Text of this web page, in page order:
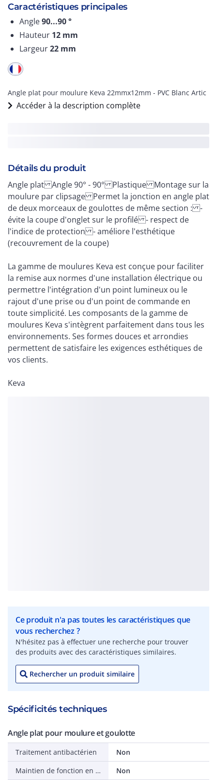
Caractéristiques principales
Angle90...90°
Hauteur 12 mm
Largeur22 mm
Angle plat pour moulure Keva 22mmx12mm - PVC Blanc Artic
Accéder à la description complète
Détails du produit
Angle plat Angle 90° - 90° Plastique Montage sur la
moulure par clipsage Permet la jonction en angle plat
de deux morceaux de goulottes de même section : -
évite la coupe d'onglet sur le profilé - respect de
l'indice de protection - améliore l'esthétique
(recouvrement de la coupe)
La gamme de moulures Keva est conçue pour faciliter
la remise aux normes d'une installation électrique ou
permettre l'intégration d'un point lumineux ou le
rajout d'une prise ou d'un point de commande en
toute simplicité. Les composants de la gamme de
moulures Keva s'intègrent parfaitement dans tous les
environnements. Ses formes douces et arrondies
permettent de satisfaire les exigences esthétiques de
vos clients.
Keva
Ce produit n'a pas toutes les caractéristiques que
vous recherchez ?
N'hésitez pas à effectuer une recherche pour trouver
des produits avec des caractéristiques similaires.
Rechercher un produit similaire
Spécificités techniques
Angle plat pour moulure et goulotte
Traitement antibactérien
Non
Maintien de fonction en cas d'incendie
Non